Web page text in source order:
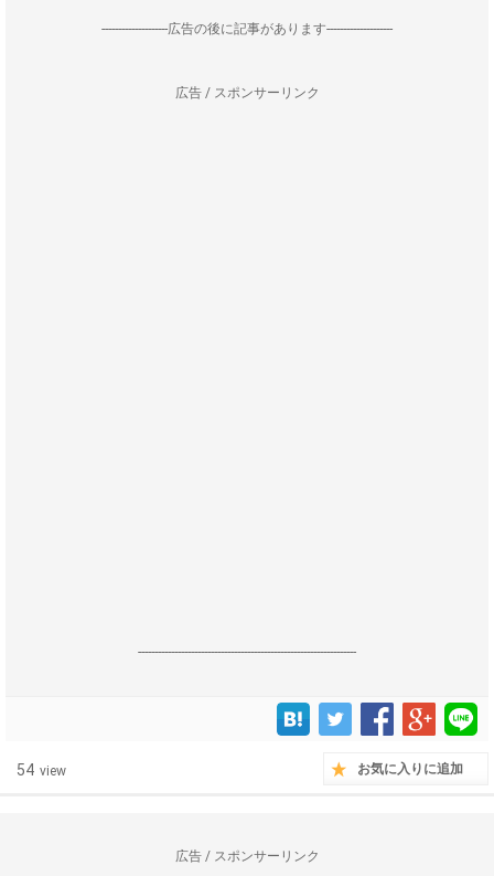
--------------------広告の後に記事があります--------------------
広告 / スポンサーリンク
------------------------------------------------------------------
54 view お気に入りに追加
広告 / スポンサーリンク